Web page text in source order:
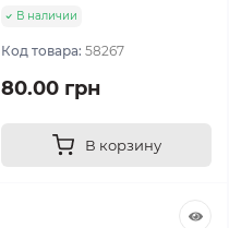
В наличии
Код товара: 58267
80.00 грн
В корзину